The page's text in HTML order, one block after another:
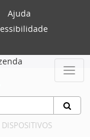
Ajuda